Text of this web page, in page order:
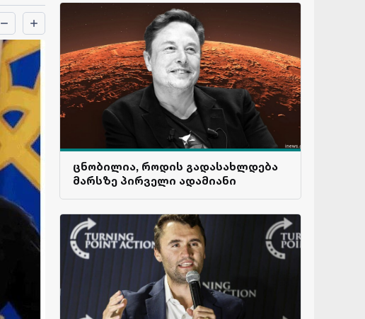
ცნობილია, როდის გადასახლდება
მარსზე პირველი ადამიანი